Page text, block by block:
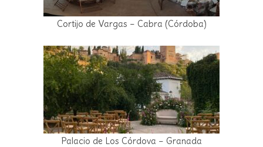
Cortijo de Vargas – Cabra (Córdoba)
Palacio de Los Córdova – Granada